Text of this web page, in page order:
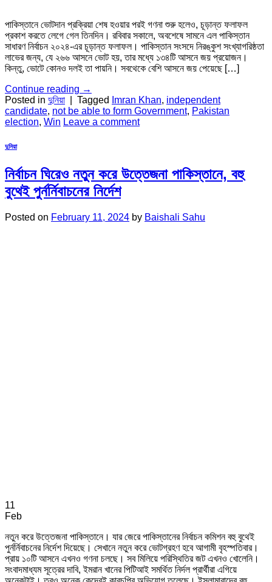
পাকিস্তানে ভোটদান প্রক্রিয়া শেষ হওয়ার পরই গণনা শুরু হলেও, চূড়ান্ত ফলাফল
প্রকাশ করতে লেগে গেল তিনদিন। রবিবার সকালে, অবশেষে সামনে এল পাকিস্তান
সাধারণ নির্বাচন ২০২৪-এর চূড়ান্ত ফলাফল। পাকিস্তান সংসদে নিরঙ্কুশ সংখ্যাগরিষ্ঠতা
লাভের জন্য, যে ২৬৬ আসনে ভোট হয়, তার মধ্যে ১৩৪টি আসনে জয় প্রয়োজন।
কিন্তু, ভোটে কোনও দলই তা পায়নি। সবথেকে বেশি আসনে জয় পেয়েছে […]
Continue reading →
Posted in দুনিয়া Tagged Imran Khan, independent
candidate, not be able to form Government, Pakistan
election, Win Leave a comment
দুনিয়া
নির্বাচন ঘিরেও নতুন করে উত্তেজনা পাকিস্তানে, বহু
বুথেই পুর্নর্নিবাচনের নির্দেশ
Posted on February 11, 2024 by Baishali Sahu
11
Feb
নতুন করে উত্তেজনা পাকিস্তানে। যার জেরে পাকিস্তানের নির্বাচন কমিশন বহু বুথেই
পুর্নর্নিবাচনের নির্দেশ দিয়েছে। সেখানে নতুন করে ভোটগ্রহণ হবে আগামী বৃহস্পতিবার।
প্রায় ১০টি আসনে এখনও গণনা চলছে। সব মিলিয়ে পরিস্থিতির জট এখনও খোলেনি।
সংবাদমাধ্যম সূত্রের দাবি, ইমরান খানের পিটিআই সমর্থিত নির্দল প্রার্থীরা এগিয়ে